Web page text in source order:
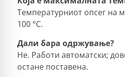
Температурниот опсег на
100 °C.
Дали бара одржување?
Не. Работи автоматски;
остане поставена.